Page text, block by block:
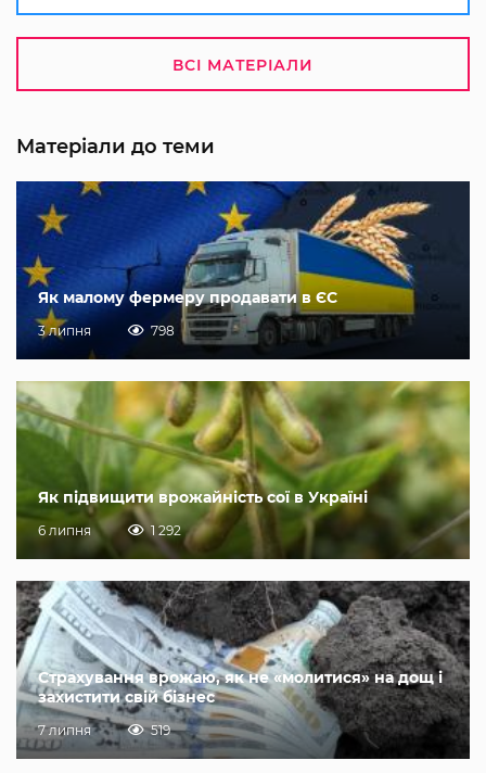
ВСІ МАТЕРІАЛИ
Матеріали до теми
Як малому фермеру продавати в ЄС
3 липня 798
Як підвищити врожайність сої в Україні
6 липня 1 292
Страхування врожаю, як не «молитися» на дощ і
захистити свій бізнес
7 липня 519